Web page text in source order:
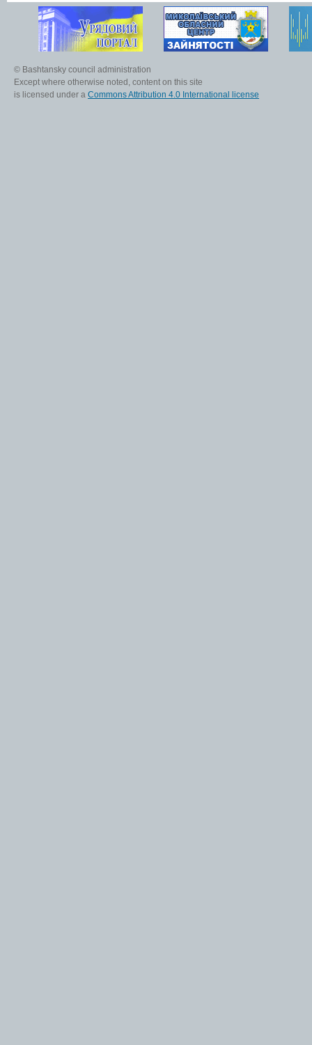
© Bashtansky council administration
Except where otherwise noted, content on this site
is licensed under a Commons Attribution 4.0 International license